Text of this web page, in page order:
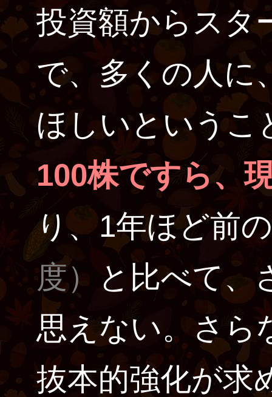
投資額からスタ
で、多くの人に
ほしいというこ
100株ですら、
り、1年ほど前
度）
と比べて、
思えない。さら
抜本的強化が求